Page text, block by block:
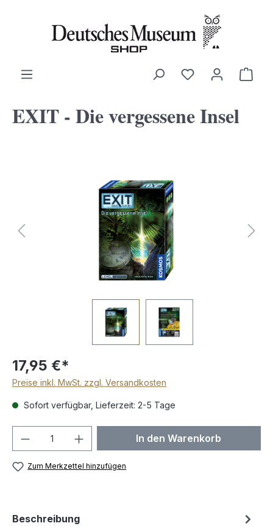
EXIT - Die vergessene Insel
17,95 €*
Preise inkl. MwSt. zzgl. Versandkosten
Sofort verfügbar, Lieferzeit: 2-5 Tage
Produkt Anzahl: Gib denIn den Warenkorb
Zum Merkzettel hinzufügen
Beschreibung